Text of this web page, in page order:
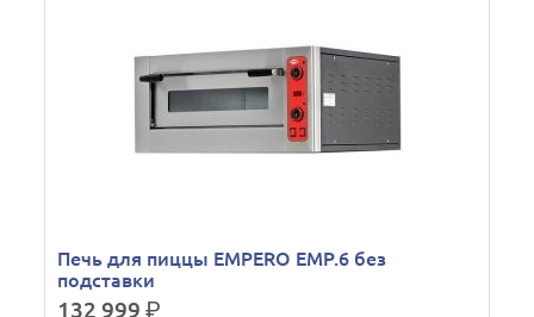
Печь для пиццы EMPERO EMP.6 без
подставки
132 999р.